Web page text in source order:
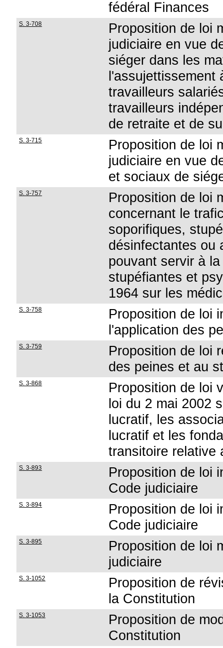
fédéral Finances
S. 3-708
Proposition de loi
judiciaire en vue
siéger dans les
l'assujettissement
travailleurs
travailleurs
de retraite et de
S. 3-715
Proposition de loi
judiciaire en vue
et sociaux de
S. 3-757
Proposition de loi
concernant le
soporifiques,
désinfectantes ou
pouvant servir à
stupéfiantes et
1964 sur les
S. 3-758
Proposition de loi
l'application des
S. 3-759
Proposition de loi
des peines et au
S. 3-868
Proposition de loi
loi du 2 mai 2002
lucratif, les
lucratif et les
transitoire relative
S. 3-893
Proposition de loi
Code judiciaire
S. 3-894
Proposition de loi
Code judiciaire
S. 3-895
Proposition de loi
judiciaire
S. 3-1052
Proposition de
la Constitution
S. 3-1053
Proposition de
Constitution